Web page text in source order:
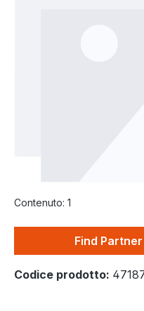
Contenuto: 1
Find Partner
Codice prodotto: